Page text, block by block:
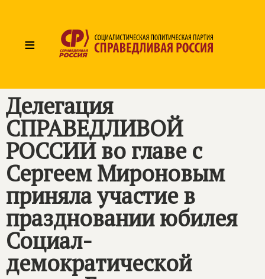
≡
Делегация
СПРАВЕДЛИВОЙ
РОССИИво главе с
Сергеем Мироновым
приняла участие в
праздновании юбилея
Социал-
демократической